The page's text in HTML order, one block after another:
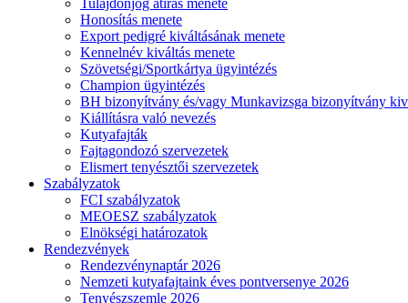
Tulajdonjog átírás menete
Honosítás menete
Export pedigré kiváltásának menete
Kennelnév kiváltás menete
Szövetségi/Sportkártya ügyintézés
Champion ügyintézés
BH bizonyítvány és/vagy Munkavizsga bizonyítvány
Kiállításra való nevezés
Kutyafajták
Fajtagondozó szervezetek
Elismert tenyésztői szervezetek
Szabályzatok
FCI szabályzatok
MEOESZ szabályzatok
Elnökségi határozatok
Rendezvények
Rendezvénynaptár 2026
Nemzeti kutyafajtaink éves pontversenye 2026
Tenyészszemle 2026